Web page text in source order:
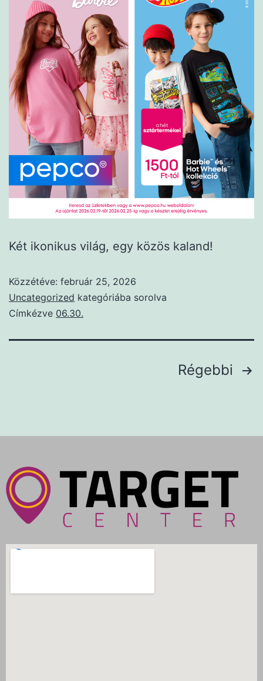
Két ikonikus világ, egy közös kaland!
Közzétéve: február 25, 2026
Uncategorized kategóriába sorolva
Címkézve 06.30.
Régebbi